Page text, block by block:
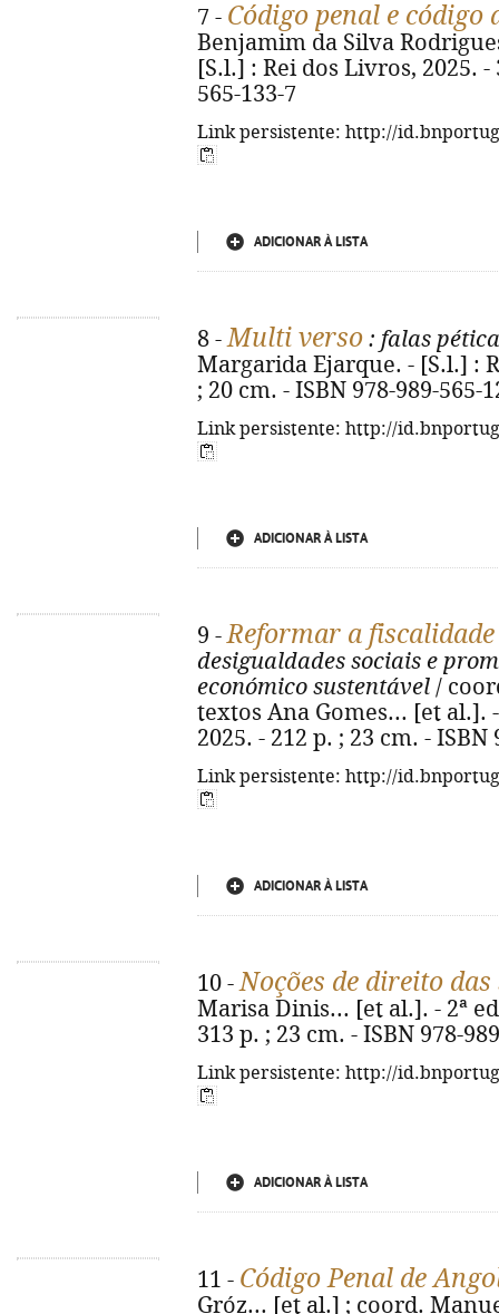
7 - Código penal e código
Benjamim da Silva
[S.l.] : Rei dos Livros, 2025. -
565-133-7
Link persistente: http://
ADICIONAR À LISTA
8 -Multi verso : falas
Margarida Ejarque. - [S.l.] :
; 20 cm. - ISBN 978-989-565-
Link persistente: http://
ADICIONAR À LISTA
9 -Reformar a
desigualdades sociais e
económico sustentável /
textos Ana Gomes... [et al.].
2025. - 212 p. ; 23 cm. - ISBN
Link persistente: http://
ADICIONAR À LISTA
10 -Noções de direito
Marisa Dinis... [et al.]. - 2ª
313 p. ; 23 cm. - ISBN 978-
Link persistente: http://
ADICIONAR À LISTA
11 - Código Penal de
Gróz... [et al.] ; coord.